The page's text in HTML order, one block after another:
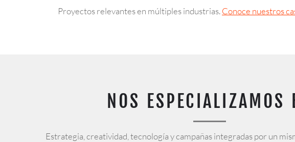
Proyectos relevantes en múltiples industrias.Conoce nuestros
NOS ESPECIALIZAMOS
Estrategia, creatividad, tecnología y campañas integradas por un